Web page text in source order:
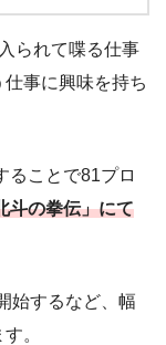
られて喋る仕事
事に興味を持ち
ることで81プロ
斗の拳伝」にて
始するなど、幅
。